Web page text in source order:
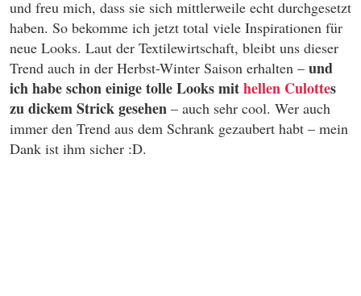
und freu mich, dass sie sich mittlerweile echt durchgesetzt
haben. So bekomme ich jetzt total viele Inspirationen für
neue Looks. Laut der Textilewirtschaft, bleibt uns dieser
Trend auch in der Herbst-Winter Saison erhalten – und
ich habe schon einige tolle Looks mithellen Culottes
zu dickem Strick gesehen – auch sehr cool. Wer auch
immer den Trend aus dem Schrank gezaubert habt – mein
Dank ist ihm sicher :D.